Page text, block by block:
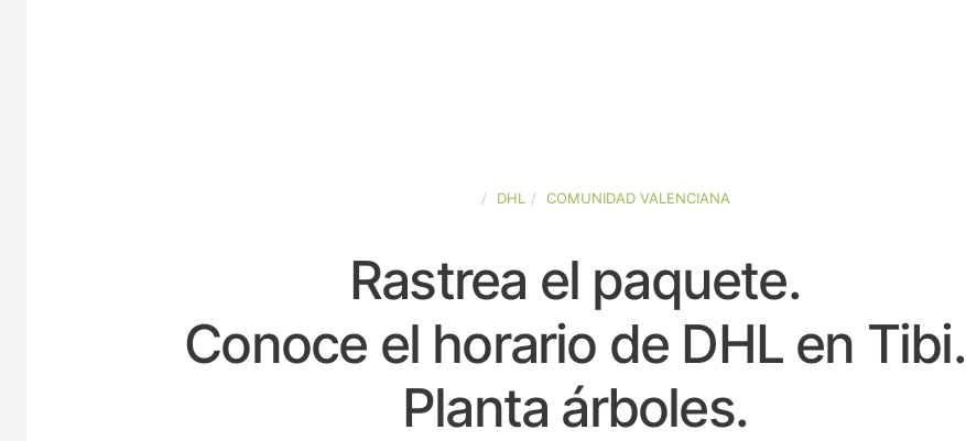
DHL COMUNIDAD VALENCIANA
Rastrea el paquete.
Conoce el horario de DHL en Tibi.
Planta árboles.